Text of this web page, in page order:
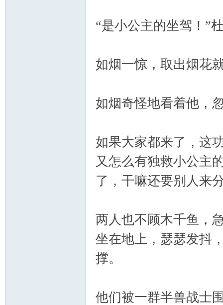
“是小公主的坐驾！”
如烟一惊，取出烟花
如烟奇怪地看着他，
如果大家都来了，这
又怎么有独救小公主
了，干嘛还要别人来
两人也不顾木千鱼，
坐在地上，瑟瑟发抖
撑。
他们被一群半兽战士